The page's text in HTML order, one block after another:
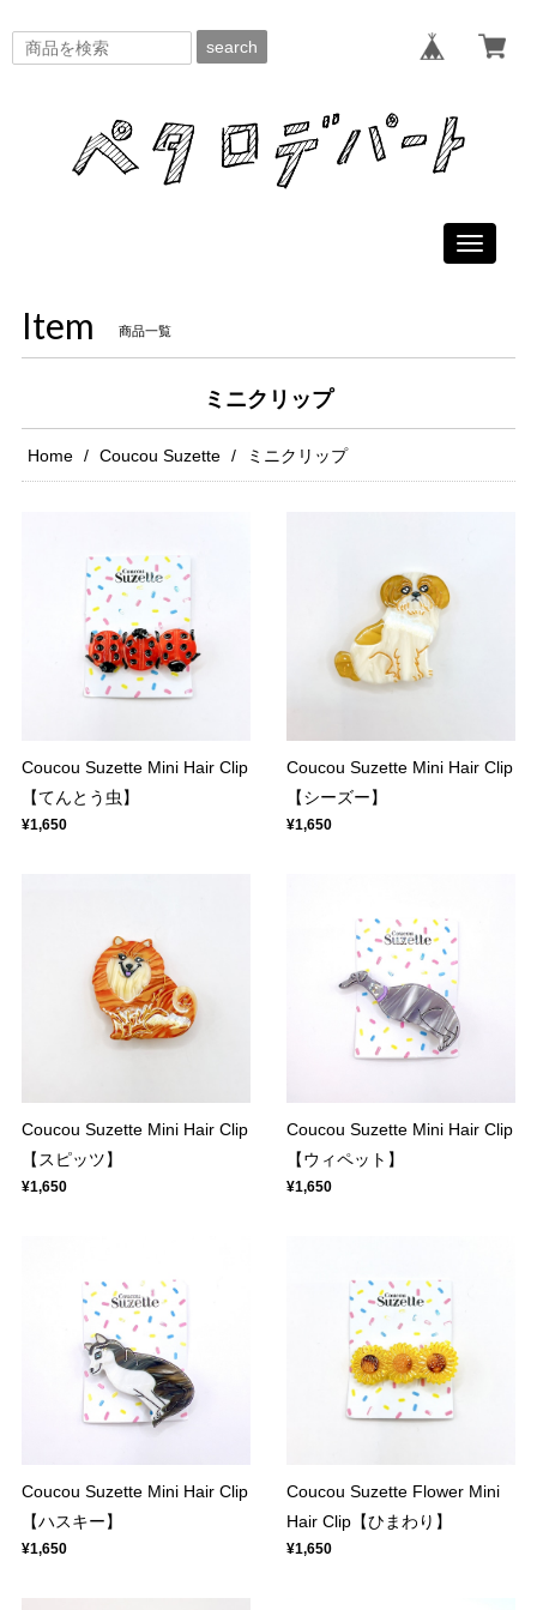
search
Toggle
Item 商品一覧
ミニクリップ
Home Coucou Suzette ミニクリップ
Coucou Suzette Mini Hair Clip
【てんとう虫】
¥1,650
Coucou Suzette Mini Hair Clip
【シーズー】
¥1,650
Coucou Suzette Mini Hair Clip
【スピッツ】
¥1,650
Coucou Suzette Mini Hair Clip
【ウィペット】
¥1,650
Coucou Suzette Mini Hair Clip
【ハスキー】
¥1,650
Coucou Suzette Flower Mini
Hair Clip【ひまわり】
¥1,650